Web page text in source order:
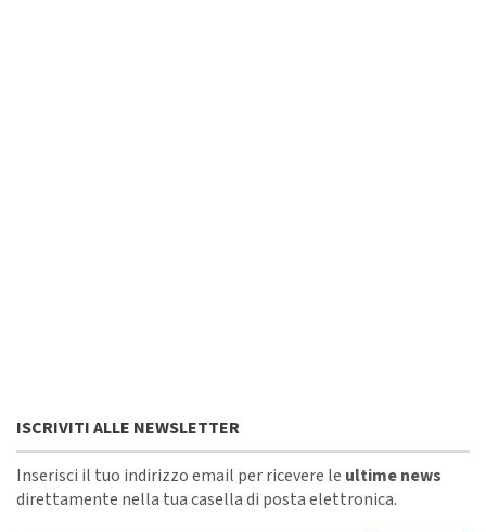
ISCRIVITI ALLE NEWSLETTER
Inserisci il tuo indirizzo email per ricevere le ultime news
direttamente nella tua casella di posta elettronica.